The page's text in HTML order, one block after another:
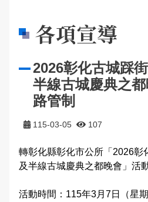
主管簡介
組織執掌
聯絡資訊
轄區概況
活動訊息
RSS訊息中心
交通安全宣導
婦幼宣導
保防宣導
犯罪預防宣導
165反詐騙宣導
便民服務
資料查詢
表單下載
政府資訊公開
雙語詞彙
民意廣場
分局長信箱
問卷調查
交通違規舉發
影音出版品
活動相簿
影音多媒體
相關連結
網站
雙語
各項宣導
2026彰化古城踩
半線古城慶典之
路管制
115-03-05 107
轉彰化縣彰化市公所「2026彰
及半線古城慶典之都晚會」活
活動時間：115年3月7日（星